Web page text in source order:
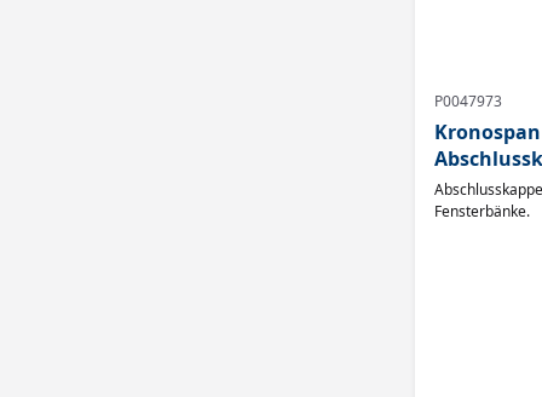
P0047973
ohne
Fensterbänke.